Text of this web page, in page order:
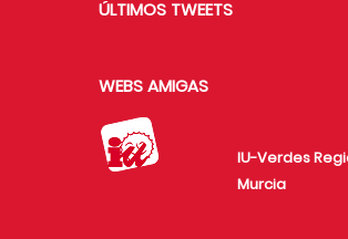
ÚLTIMOS TWEETS
WEBS AMIGAS
IU-Verdes
Murcia